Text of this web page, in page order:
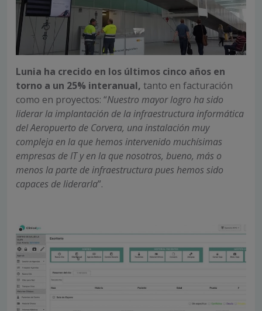
Lunia ha crecido en los últimos cinco años en
torno a un 25% interanual, tanto en facturación
como en proyectos: “Nuestro mayor logro ha sido
liderar la implantación de la infraestructura informática
del Aeropuerto de Corvera, una instalación muy
compleja en la que hemos intervenido muchísimas
empresas de IT y en la que nosotros, bueno, más o
menos la parte de infraestructura pues hemos sido
capaces de liderarla”.